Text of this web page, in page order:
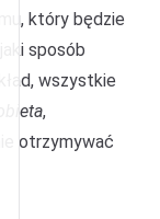
który będzie
sposób
wszystkie
,
otrzymywać